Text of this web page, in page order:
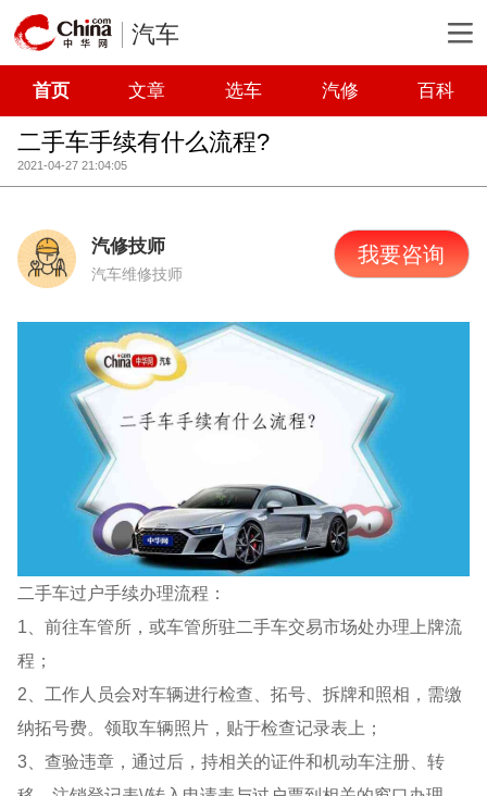
汽车
首页 文章 选车 汽修 百科
二手车手续有什么流程?
2021-04-27 21:04:05
汽修技师
汽车维修技师
我要咨询
二手车过户手续办理流程：
1、前往车管所，或车管所驻二手车交易市场处办理上牌流
程；
2、工作人员会对车辆进行检查、拓号、拆牌和照相，需缴
纳拓号费。领取车辆照片，贴于检查记录表上；
3、查验违章，通过后，持相关的证件和机动车注册、转